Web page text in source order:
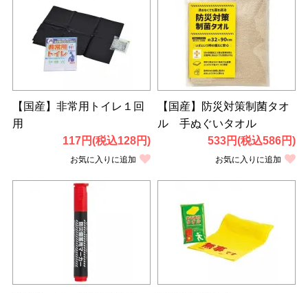
【国産】非常用トイレ１回
用
117円(税込128円)
お気に入りに追加
【国産】防災対策制菌タオ
ル 手ぬぐいタオル
533円(税込586円)
お気に入りに追加